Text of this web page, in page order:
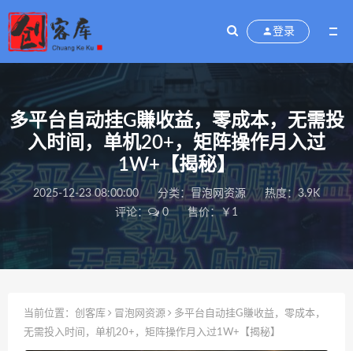
登录
多平台自动挂G賺收益，零成本，无需投
入时间，单机20+，矩阵操作月入过
1W+【揭秘】
2025-12-23 08:00:00 分类：冒泡网资源
热度：3.9K
评论：
0 售价：￥1
当前位置： 创客库 冒泡网资源
多平台自动挂G賺收益，零成本，
无需投入时间，单机20+，矩阵操作月入过1W+【揭秘】